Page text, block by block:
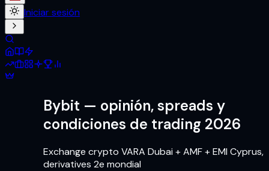
Iniciar sesión
Bybit — opinión, spreads y
condiciones de trading 2026
Exchange crypto VARA Dubai + AMF + EMI Cyprus,
derivatives 2e mondial